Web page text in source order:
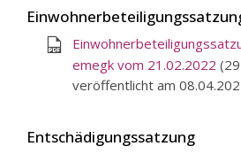
emegk vom 21.02.2022
veröffentlicht am
Entschädigungssatzung